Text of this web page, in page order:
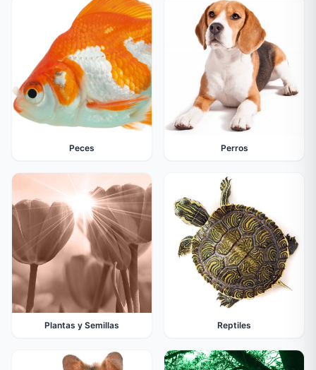
Peces Perros
Plantas y Semillas Reptiles